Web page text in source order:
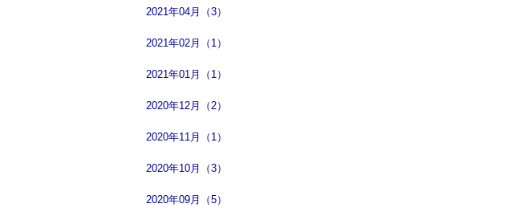
2021年04月（3）
2021年02月（1）
2021年01月（1）
2020年12月（2）
2020年11月（1）
2020年10月（3）
2020年09月（5）